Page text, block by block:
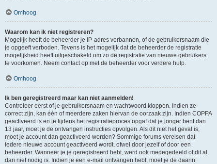
Omhoog
Waarom kan ik niet registreren?
Mogelijk heeft de beheerder je IP-adres verbannen, of de gebruikersnaam die
je opgeeft verboden. Tevens is het mogelijk dat de beheerder de registratie
mogelijkheid heeft uitgeschakeld om zo de registratie van nieuwe gebruikers
te voorkomen. Neem contact op met de beheerder voor verdere hulp.
Omhoog
Ik ben geregistreerd maar kan niet aanmelden!
Controleer eerst of je gebruikersnaam en wachtwoord kloppen. Indien ze
correct zijn, kan één of meerdere zaken hiervan de oorzaak zijn. Indien COPPA
geactiveerd is en je tijdens het registratieproces opgaf dat je jonger bent dan
13 jaar, moet je de ontvangen instructies opvolgen. Als dit niet het geval is,
moet je account dan geactiveerd worden? Sommige forums vereisen dat
iedere nieuwe account geactiveerd wordt, ofwel door jezelf of door een
beheerder. Wanneer je je geregistreerd hebt, werd ook medegedeeld of dit al
dan niet nodig is. Indien je een e-mail ontvangen hebt, moet je de daarin